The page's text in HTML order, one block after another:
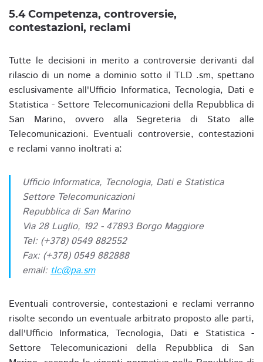
5.4 Competenza, controversie,
contestazioni, reclami
Tutte le decisioni in merito a controversie derivanti dal
rilascio di un nome a dominio sotto il TLD .sm, spettano
esclusivamente all'Ufficio Informatica, Tecnologia, Dati e
Statistica - Settore Telecomunicazioni della Repubblica di
San Marino, ovvero alla Segreteria di Stato alle
Telecomunicazioni. Eventuali controversie, contestazioni
e reclami vanno inoltrati a:
Ufficio Informatica, Tecnologia, Dati e Statistica
Settore Telecomunicazioni
Repubblica di San Marino
Via 28 Luglio, 192 - 47893 Borgo Maggiore
Tel: (+378) 0549 882552
Fax: (+378) 0549 882888
email: tlc@pa.sm
Eventuali controversie, contestazioni e reclami verranno
risolte secondo un eventuale arbitrato proposto alle parti,
dall'Ufficio Informatica, Tecnologia, Dati e Statistica -
Settore Telecomunicazioni della Repubblica di San